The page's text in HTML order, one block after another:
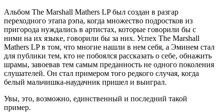
Альбом The Marshall Mathers LPбыл создан в разгар
переходного этапа рэпа, когда множество подростков из
пригорода нуждались в артистах, которые говорили бы с
ними на их языке, говорили бы за них. Успех The Marshall
Mathers LPв том, что многие нашли в нем себя, а Эминем стал
для публики тем, кто не побоялся рассказать о себе, обнажить
шрамы, завоевав тем самым преданность не одного поколения
слушателей. Он стал примером того редкого случая, когда
белый мальчишка-наудачник пришел и выиграл.
Увы, это, возможно, единственный и последний такой
пример.